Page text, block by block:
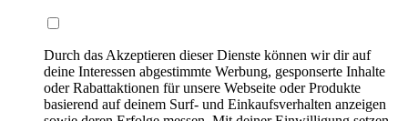
Durch das Akzeptieren dieser Dienste können wir dir auf
deine Interessen abgestimmte Werbung, gesponserte Inhalte
oder Rabattaktionen für unsere Webseite oder Produkte
basierend auf deinem Surf- und Einkaufsverhalten anzeigen